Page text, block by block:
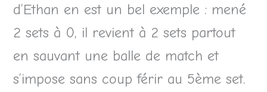
d’Ethan en est un bel exemple : mené
2 sets à 0, il revient à 2 sets partout
en sauvant une balle de match et
s’impose sans coup férir au 5ème set.